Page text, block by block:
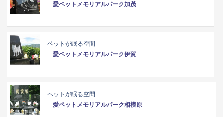
愛ペットメモリアルパーク加茂
ペットが眠る空間
愛ペットメモリアルパーク伊賀
ペットが眠る空間
愛ペットメモリアルパーク相模原